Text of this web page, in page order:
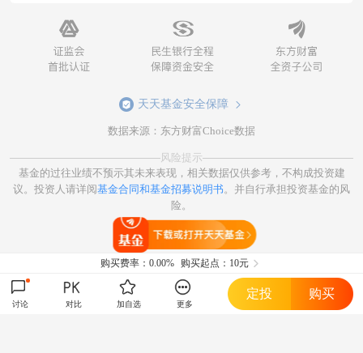
天天基金安全保障
数据来源：东方财富Choice数据
风险提示
基金的过往业绩不预示其未来表现，相关数据仅供参考，不构成投资建
议。投资人请详阅基金合同和基金招募说明书。并自行承担投资基金的风
险。
购买费率： 0.00% 购买起点：10元
讨论 对比 加自选 更多
定投 购买
打开天天基金